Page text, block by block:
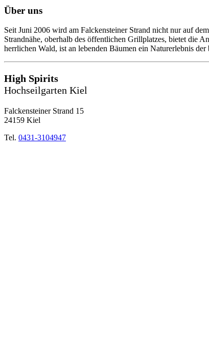
Über uns
Seit Juni 2006 wird am Falckensteiner Strand nicht nur auf
Strandnähe, oberhalb des öffentlichen Grillplatzes, bietet die
herrlichen Wald, ist an lebenden Bäumen ein Naturerlebnis der
High Spirits
Hochseilgarten Kiel
Falckensteiner Strand 15
24159 Kiel
Tel. 0431-3104947